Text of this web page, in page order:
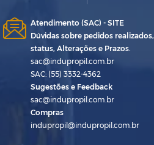
Atendimento (SAC) - SITE
Dúvidas sobre pedidos realizados,
status, Alterações e Prazos.
sac@indupropil.com.br
SAC: (55) 3332-4362
Sugestões e Feedback
sac@indupropil.com.br
Compras
indupropil@indupropil.com.br